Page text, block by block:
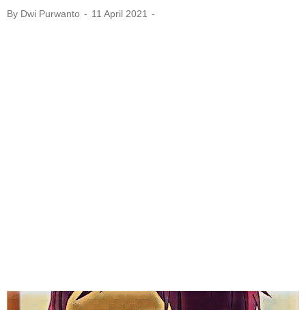
By Dwi Purwanto 11 April 2021